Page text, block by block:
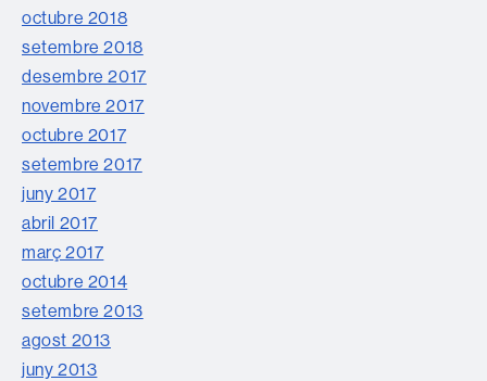
octubre 2018
setembre 2018
desembre 2017
novembre 2017
octubre 2017
setembre 2017
juny 2017
abril 2017
març 2017
octubre 2014
setembre 2013
agost 2013
juny 2013